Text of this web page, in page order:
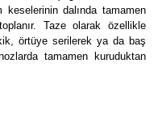
keselerinin dalında tamamen
Taze olarak özellikle
örtüye serilerek ya da baş
tamamen kuruduktan